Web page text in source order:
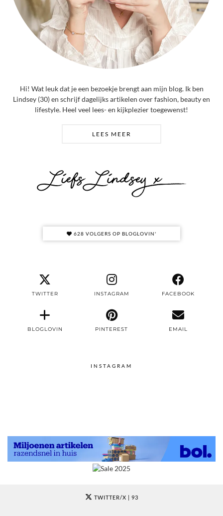
Hi! Wat leuk dat je een bezoekje brengt aan mijn blog. Ik ben
Lindsey (30) en schrijf dagelijks artikelen over fashion, beauty en
lifestyle. Heel veel lees- en kijkplezier toegewenst!
LEES MEER
628 VOLGERS OP BLOGLOVIN'
TWITTER INSTAGRAM FACEBOOK
BLOGLOVIN PINTEREST EMAIL
INSTAGRAM
TWITTER/X | 93